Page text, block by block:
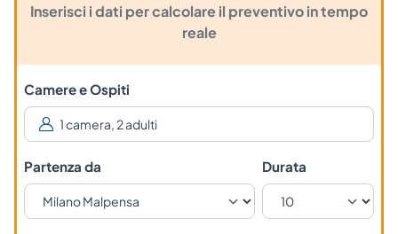
Inserisci i dati per calcolare il preventivo in tempo
reale
Camere e Ospiti
Partenza da Durata